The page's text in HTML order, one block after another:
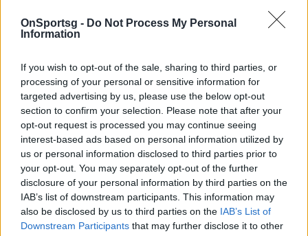
OnSportsg - Do Not Process My Personal
Information
If you wish to opt-out of the sale, sharing to third parties, or
processing of your personal or sensitive information for
targeted advertising by us, please use the below opt-out
section to confirm your selection. Please note that after your
opt-out request is processed you may continue seeing
interest-based ads based on personal information utilized by
us or personal information disclosed to third parties prior to
your opt-out. You may separately opt-out of the further
disclosure of your personal information by third parties on the
IAB’s list of downstream participants. This information may
also be disclosed by us to third parties on the IAB’s List of
Downstream Participants that may further disclose it to other
τον Γκουαρντιόλα θα φανεί στο προσεχές μέλλον.
Πάντως οι πληροφορίες πως έχει τελειώσει το θέμα
Μάντσεστερ, ολοένα και πληθαίνουν!
Ανοίγει τα χαρτιά του!
Κατά τα άλλα, το τέλος στο τεράστιο
ποδοσφαιρικό… σίριαλ, ίσως να μπει το προσεχές
διάστημα απ’ τα χείλη του ίδιου του Λιονέλ Μέσι.
Δημοσιεύματα στο εξωτερικό τονίζουν πως ο
Αργεντινός έχει αποφασίσει να παραθέσει
συνέντευξη Τύπου στο γήπεδο που μεγαλούργησε:
Στο «Καμπ Νου».